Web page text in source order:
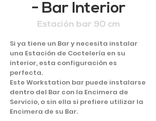
- Bar Interior
Estación bar 90 cm
Si ya tiene un Bar y necesita instalar
una Estación de Coctelería en su
interior, esta configuración es
perfecta.
Este Workstation bar puede instalarse
dentro del Bar con la Encimera de
Servicio, o sin ella si prefiere utilizar la
Encimera de su Bar.